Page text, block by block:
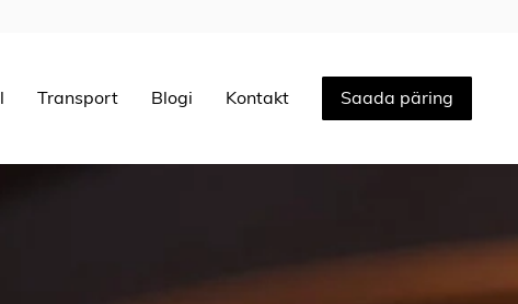
Transport Blogi Kontakt Saada päring